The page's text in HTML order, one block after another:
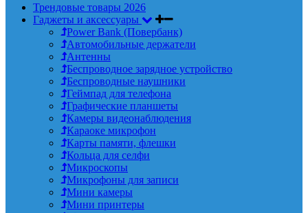
Трендовые товары 2026
Гаджеты и аксессуары
Power Bank (Повербанк)
Автомобильные держатели
Антенны
Беспроводное зарядное устройство
Беспроводные наушники
Геймпад для телефона
Графические планшеты
Камеры видеонаблюдения
Караоке микрофон
Карты памяти, флешки
Кольца для селфи
Микроскопы
Микрофоны для записи
Мини камеры
Мини принтеры